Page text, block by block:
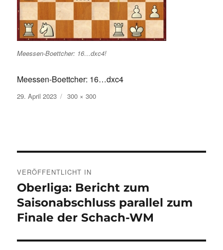
Meessen-Boettcher: 16…dxc4!
Meessen-Boettcher: 16…dxc4
Veröffentlicht
am
29. April 2023 Volle
Größe
300 × 300
VERÖFFENTLICHT IN
Oberliga: Bericht zum
Saisonabschluss parallel zum
Finale der Schach-WM